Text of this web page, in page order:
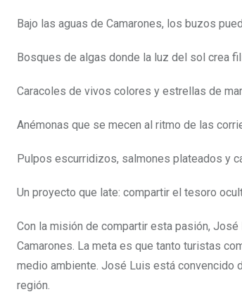
Bajo las aguas de Camarones, los buzos
Bosques de algas donde la luz del sol crea
Caracoles de vivos colores y estrellas de
Anémonas que se mecen al ritmo de las
Pulpos escurridizos, salmones plateados y
Un proyecto que late: compartir el tesoro
Con la misión de compartir esta pasión,
Camarones. La meta es que tanto turistas
medio ambiente. José Luis está convencido
región.